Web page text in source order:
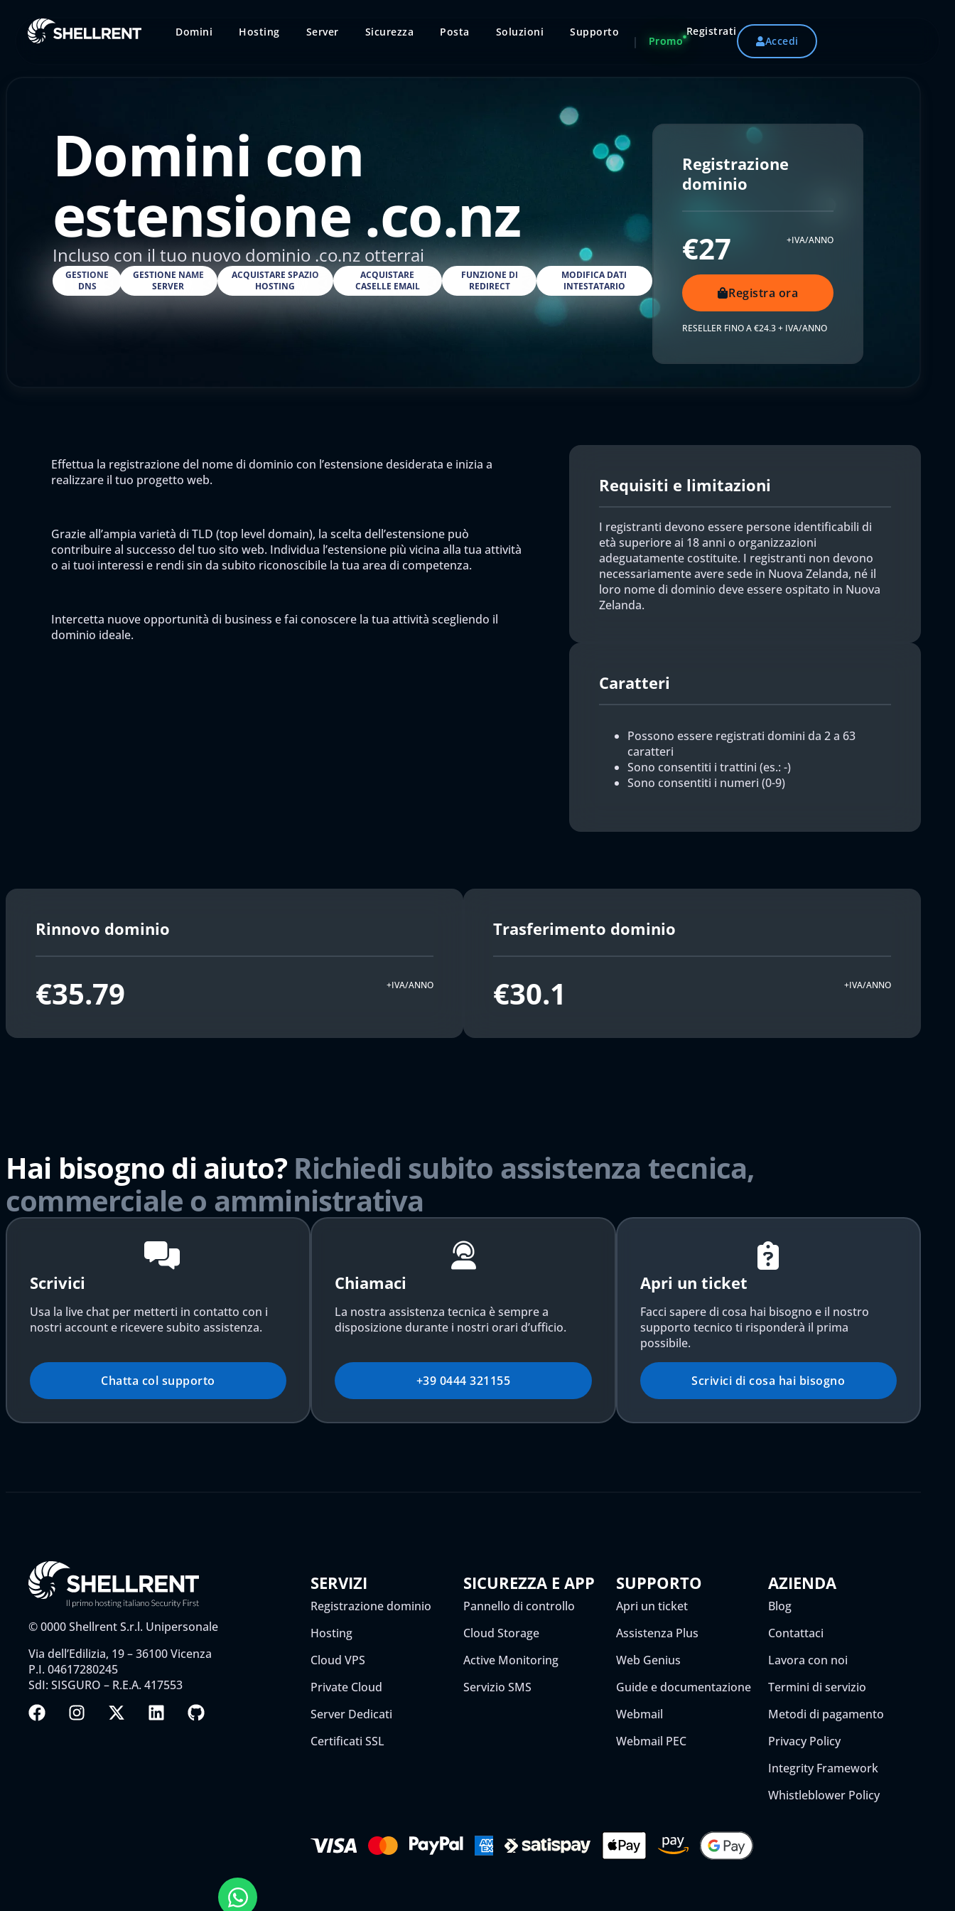
Domini Hosting Server Sicurezza Posta Soluzioni Supporto
Promo
Registrati
Accedi
Domini con
estensione .co.nz
Incluso con il tuo nuovo dominio .co.nz otterrai
GESTIONE
DNS
GESTIONE NAME
SERVER
ACQUISTARE SPAZIO
HOSTING
ACQUISTARE
CASELLE EMAIL
FUNZIONE DI
REDIRECT
MODIFICA DATI
INTESTATARIO
Registrazione
dominio
€27 +IVA/ANNO
Registra ora
RESELLER FINO A €24.3 + IVA/ANNO
Effettua la registrazione del nome di dominio con l’estensione desiderata e inizia a
realizzare il tuo progetto web.
Grazie all’ampia varietà di TLD (top level domain), la scelta dell’estensione può
contribuire al successo del tuo sito web. Individua l’estensione più vicina alla tua attività
o ai tuoi interessi e rendi sin da subito riconoscibile la tua area di competenza.
Intercetta nuove opportunità di business e fai conoscere la tua attività scegliendo il
dominio ideale.
Requisiti e limitazioni
I registranti devono essere persone identificabili di
età superiore ai 18 anni o organizzazioni
adeguatamente costituite. I registranti non devono
necessariamente avere sede in Nuova Zelanda, né il
loro nome di dominio deve essere ospitato in Nuova
Zelanda.
Caratteri
Possono essere registrati domini da 2 a 63
caratteri
Sono consentiti i trattini (es.: -)
Sono consentiti i numeri (0-9)
Rinnovo dominio
€35.79 +IVA/ANNO
Trasferimento dominio
€30.1 +IVA/ANNO
Hai bisogno di aiuto? Richiedi subito assistenza tecnica,
commerciale o amministrativa
Scrivici
Usa la live chat per metterti in contatto con i
nostri account e ricevere subito assistenza.
Chatta col supporto
Chiamaci
La nostra assistenza tecnica è sempre a
disposizione durante i nostri orari d’ufficio.
+39 0444 321155
Apri un ticket
Facci sapere di cosa hai bisogno e il nostro
supporto tecnico ti risponderà il prima
possibile.
Scrivici di cosa hai bisogno
©0000Shellrent S.r.l. Unipersonale
Via dell’Edilizia, 19 – 36100 Vicenza
P.I. 04617280245
SdI: SISGURO – R.E.A. 417553
SERVIZI
Registrazione dominio
Hosting
Cloud VPS
Private Cloud
Server Dedicati
Certificati SSL
SICUREZZA E APP
Pannello di controllo
Cloud Storage
Active Monitoring
Servizio SMS
SUPPORTO
Apri un ticket
Assistenza Plus
Web Genius
Guide e documentazione
Webmail
Webmail PEC
AZIENDA
Blog
Contattaci
Lavora con noi
Termini di servizio
Metodi di pagamento
Privacy Policy
Integrity Framework
Whistleblower Policy